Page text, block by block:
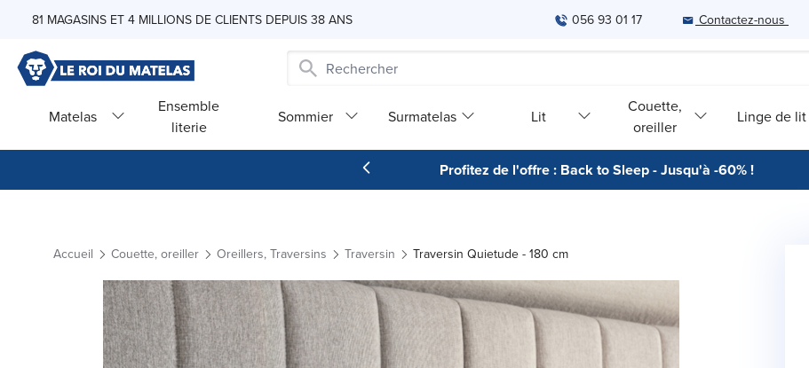
81 MAGASINS ET 4 MILLIONS DE CLIENTS DEPUIS 38 ANS 056 93 01 17 Contactez-nous
Matelas
Ensemble
literie
Sommier Surmatelas Lit
Couette,
oreiller
Linge de lit
Profitez de l'offre : Back to Sleep - Jusqu'à -60% !
Accueil Couette, oreiller Oreillers, Traversins Traversin Traversin Quietude - 180 cm